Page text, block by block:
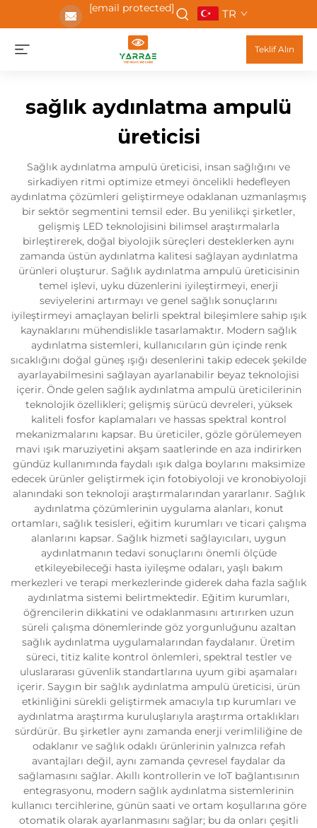
[email protected] TR
Teklif Alın
sağlık aydınlatma ampulü
üreticisi
Sağlık aydınlatma ampulü üreticisi, insan sağlığını ve
sirkadiyen ritmi optimize etmeyi öncelikli hedefleyen
aydınlatma çözümleri geliştirmeye odaklanan uzmanlaşmış
bir sektör segmentini temsil eder. Bu yenilikçi şirketler,
gelişmiş LED teknolojisini bilimsel araştırmalarla
birleştirerek, doğal biyolojik süreçleri desteklerken aynı
zamanda üstün aydınlatma kalitesi sağlayan aydınlatma
ürünleri oluşturur. Sağlık aydınlatma ampulü üreticisinin
temel işlevi, uyku düzenlerini iyileştirmeyi, enerji
seviyelerini artırmayı ve genel sağlık sonuçlarını
iyileştirmeyi amaçlayan belirli spektral bileşimlere sahip ışık
kaynaklarını mühendislikle tasarlamaktır. Modern sağlık
aydınlatma sistemleri, kullanıcıların gün içinde renk
sıcaklığını doğal güneş ışığı desenlerini takip edecek şekilde
ayarlayabilmesini sağlayan ayarlanabilir beyaz teknolojisi
içerir. Önde gelen sağlık aydınlatma ampulü üreticilerinin
teknolojik özellikleri; gelişmiş sürücü devreleri, yüksek
kaliteli fosfor kaplamaları ve hassas spektral kontrol
mekanizmalarını kapsar. Bu üreticiler, gözle görülemeyen
mavi ışık maruziyetini akşam saatlerinde en aza indirirken
gündüz kullanımında faydalı ışık dalga boylarını maksimize
edecek ürünler geliştirmek için fotobiyoloji ve kronobiyoloji
alanındaki son teknoloji araştırmalarından yararlanır. Sağlık
aydınlatma çözümlerinin uygulama alanları, konut
ortamları, sağlık tesisleri, eğitim kurumları ve ticari çalışma
alanlarını kapsar. Sağlık hizmeti sağlayıcıları, uygun
aydınlatmanın tedavi sonuçlarını önemli ölçüde
etkileyebileceği hasta iyileşme odaları, yaşlı bakım
merkezleri ve terapi merkezlerinde giderek daha fazla sağlık
aydınlatma sistemi belirtmektedir. Eğitim kurumları,
öğrencilerin dikkatini ve odaklanmasını artırırken uzun
süreli çalışma dönemlerinde göz yorgunluğunu azaltan
sağlık aydınlatma uygulamalarından faydalanır. Üretim
süreci, titiz kalite kontrol önlemleri, spektral testler ve
uluslararası güvenlik standartlarına uyum gibi aşamaları
içerir. Saygın bir sağlık aydınlatma ampulü üreticisi, ürün
etkinliğini sürekli geliştirmek amacıyla tıp kurumları ve
aydınlatma araştırma kuruluşlarıyla araştırma ortaklıkları
sürdürür. Bu şirketler aynı zamanda enerji verimliliğine de
odaklanır ve sağlık odaklı ürünlerinin yalnızca refah
avantajları değil, aynı zamanda çevresel faydalar da
sağlamasını sağlar. Akıllı kontrollerin ve IoT bağlantısının
entegrasyonu, modern sağlık aydınlatma sistemlerinin
kullanıcı tercihlerine, günün saati ve ortam koşullarına göre
otomatik olarak ayarlanmasını sağlar; bu da onları çeşitli